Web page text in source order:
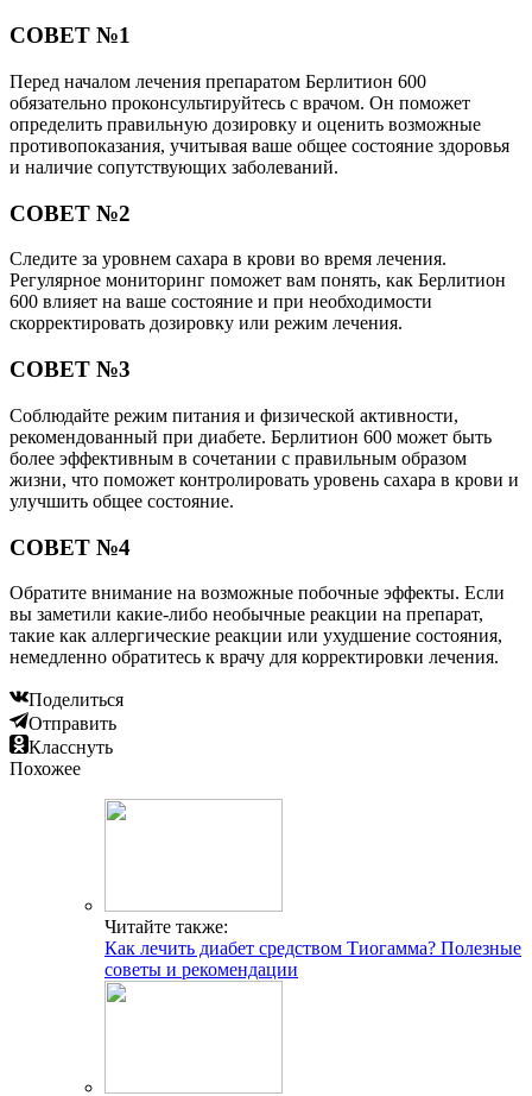
СОВЕТ №1
Перед началом лечения препаратом Берлитион 600
обязательно проконсультируйтесь с врачом. Он поможет
определить правильную дозировку и оценить возможные
противопоказания, учитывая ваше общее состояние здоровья
и наличие сопутствующих заболеваний.
СОВЕТ №2
Следите за уровнем сахара в крови во время лечения.
Регулярное мониторинг поможет вам понять, как Берлитион
600 влияет на ваше состояние и при необходимости
скорректировать дозировку или режим лечения.
СОВЕТ №3
Соблюдайте режим питания и физической активности,
рекомендованный при диабете. Берлитион 600 может быть
более эффективным в сочетании с правильным образом
жизни, что поможет контролировать уровень сахара в крови и
улучшить общее состояние.
СОВЕТ №4
Обратите внимание на возможные побочные эффекты. Если
вы заметили какие-либо необычные реакции на препарат,
такие как аллергические реакции или ухудшение состояния,
немедленно обратитесь к врачу для корректировки лечения.
Поделиться
Отправить
Класснуть
Похожее
Читайте также:
Как лечить диабет средством Тиогамма? Полезные
советы и рекомендации